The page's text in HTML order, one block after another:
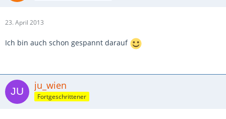
23. April 2013
Ich bin auch schon gespannt darauf
ju_wien
Fortgeschrittener